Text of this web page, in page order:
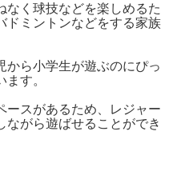
なく球技などを楽しめるた
ドミントンなどをする家族
から小学生が遊ぶのにぴっ
す。
ースがあるため、レジャー
ながら遊ばせることができ